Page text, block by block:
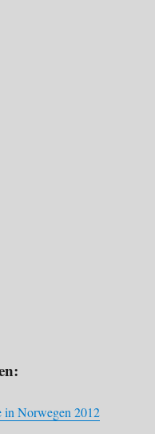
in Norwegen 2012